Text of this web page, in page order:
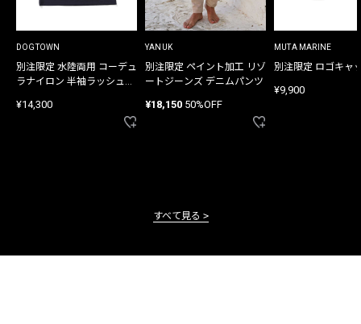
DOGTOWN
別注限定 水陸両用 コーデュ
ラナイロン 半袖ラッシュガ
¥14,300
YANUK
別注限定 ペイント加工 リゾ
ートジーンズ デニムパンツ
¥18,150 50%OFF
MUTA MARINE
別注限定 ロゴキャ
¥9,900
すべて見る